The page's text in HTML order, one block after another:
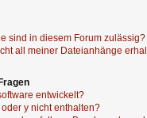
sind in diesem Forum zulässig?
all meiner Dateianhänge
entwickelt?
y nicht enthalten?